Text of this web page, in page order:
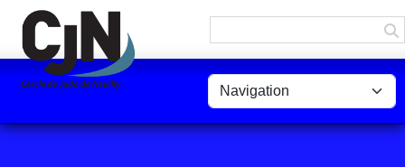
Panneau de gestion des cookies